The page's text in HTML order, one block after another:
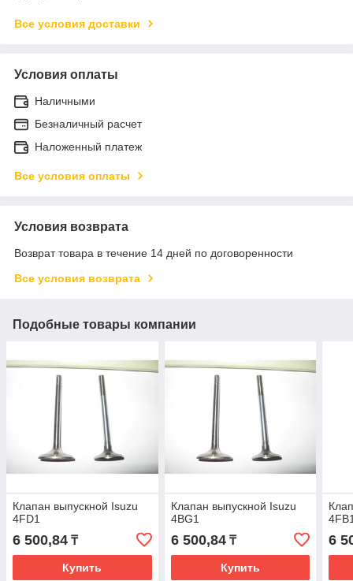
Все условия доставки
Условия оплаты
Наличными
Безналичный расчет
Наложенный платеж
Все условия оплаты
Условия возврата
Возврат товара в течение 14 дней по договоренности
Все условия возврата
Подобные товары компании
Клапан выпускной Isuzu
4FD1
6 500,84 ₸
Купить
Клапан выпускной Isuzu
4BG1
6 500,84₸
Купить
6